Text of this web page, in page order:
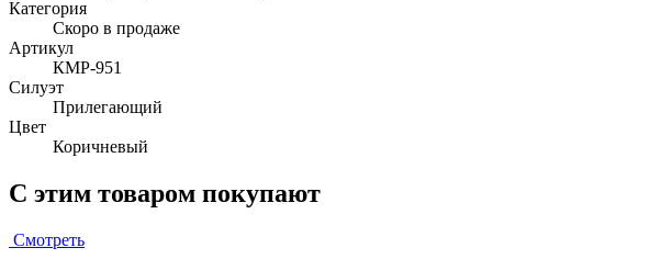
Категория
Скоро в продаже
Артикул
КМР-951
Силуэт
Прилегающий
Цвет
Коричневый
С этим товаром покупают
Смотреть